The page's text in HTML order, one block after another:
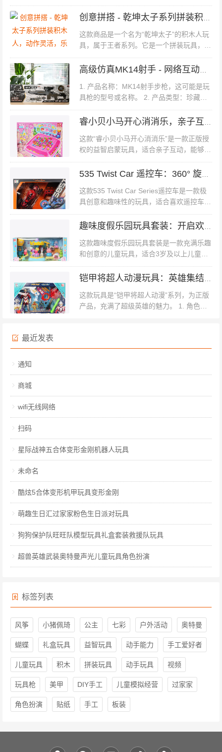
这款商品是一个名为“乾坤太子”的积木人玩
具，属于王者系列。它是一个拼装玩具，意
味着用户可以自己动手组装和构建，完成后
的积木人具有可动性，可以摆出各种姿势。
定角色...
1. 产品名称：MK14射手步枪，这可能是玩
具枪的型号或名称。 2. 产品类型：珍藏
版，表明这可能是限量发行或具有特殊收藏
价值的版...
这款“睿小贝小马开心消消乐”是一款正版授
权的益智启蒙玩具，适合亲子互动，能够为
孩子们带来充满乐趣的游戏体验。 一、外
观设计 1. 可爱的包装 - 玩具的包装盒以粉
这款535 Twist Car Series遥控车是一款极
具创意和趣味性的玩具，适合喜欢遥控车和
特技表演的孩子们。 一、外观设计 1. 酷炫
造型 - 遥控车有红蓝两种颜色可选...
这款趣味度假乐园玩具套装是一款充满乐趣
和创意的儿童玩具，适合3岁及以上儿童。
它以可爱的卡通角色和丰富的游乐设施为特
色，能够为孩子们带来无尽的欢乐。 一、
这款玩具是“铠甲将超人动漫”系列，为正版
产品，充满了超级英雄的魅力。 1. 角色丰
最近发表
通知
商城
wifi无线网络
扫码
星际战神五合体变形金刚机器人玩具
未命名
酷炫5合体变形机甲玩具变形金刚
萌趣生日汇过家家粉色生日派对玩具
狗狗保护队旺旺队模型玩具礼盒套装救援队玩具
超兽英雄武装奥特曼声光儿童玩具角色扮演
标签列表
风筝 小猪佩琦 公主 七彩 户外活动 奥特曼
蝴蝶 礼盒玩具 益智玩具 动手能力 手工爱好者
儿童玩具 积木 拼装玩具 动手玩具 视频
玩具枪 美甲 DIY手工 儿童模拟经营 过家家
角色扮演 贴纸 手工 板装